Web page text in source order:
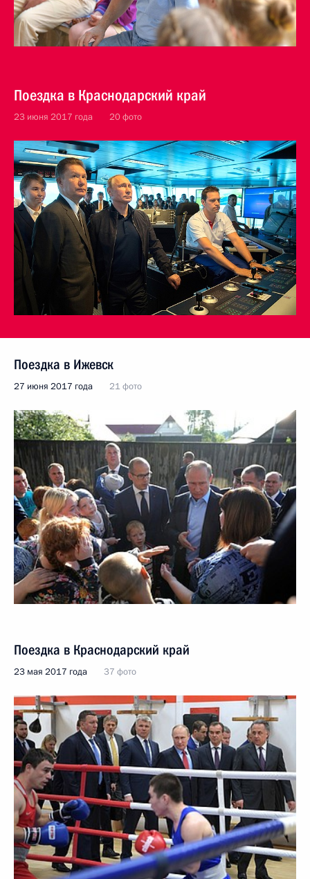
Поездка в Краснодарский край
23 июня 2017 года 20 фото
Поездка в Ижевск
27 июня 2017 года 21 фото
Поездка в Краснодарский край
23 мая 2017 года 37 фото